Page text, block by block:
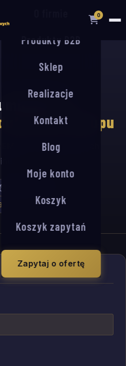
0
Produkty B2B
Sklep
Realizacje
Kontakt
Blog
Moje konto
Koszyk
Koszyk zapytań
Zapytaj o ofertę
w
do zakupu
w standardowych